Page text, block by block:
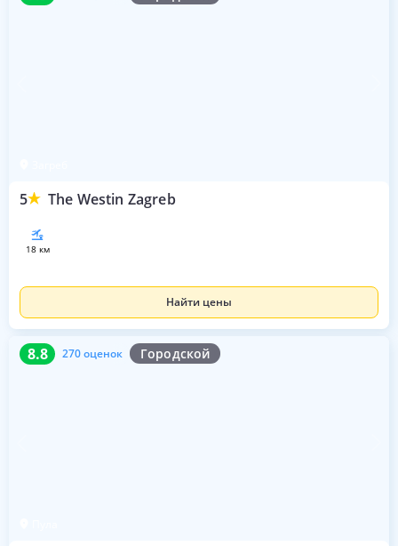
5 The Westin Zagreb
18 км
Найти цены
8.8 270 оценок Городской
8.8 270 оценок